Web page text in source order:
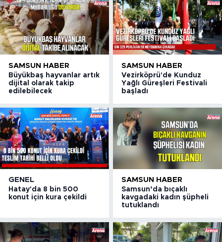
SAMSUN HABER
Büyükbaş hayvanlar artık
dijital olarak takip
edilebilecek
SAMSUN HABER
Vezirköprü'de Kunduz
Yağlı Güreşleri Festivali
başladı
GENEL
Hatay'da 8 bin 500
konut için kura çekildi
SAMSUN HABER
Samsun’da bıçaklı
kavgadaki kadın şüpheli
tutuklandı